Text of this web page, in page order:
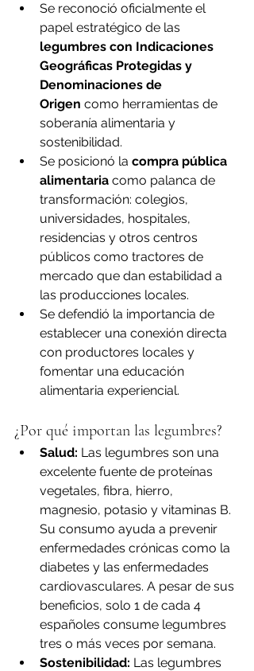
Se reconoció oficialmente el
papel estratégico de las
legumbres con Indicaciones
Geográficas Protegidas y
Denominaciones de
Origen como herramientas de
soberanía alimentaria y
sostenibilidad.
Se posicionó la compra pública
alimentaria como palanca de
transformación: colegios,
universidades, hospitales,
residencias y otros centros
públicos como tractores de
mercado que dan estabilidad a
las producciones locales.
Se defendió la importancia de
establecer una conexión directa
con productores locales y
fomentar una educación
alimentaria experiencial.
¿Por qué importan las legumbres?
Salud: Las legumbres son una
excelente fuente de proteínas
vegetales, fibra, hierro,
magnesio, potasio y vitaminas B.
Su consumo ayuda a prevenir
enfermedades crónicas como la
diabetes y las enfermedades
cardiovasculares. A pesar de sus
beneficios, solo 1 de cada 4
españoles consume legumbres
tres o más veces por semana.
Sostenibilidad: Las legumbres